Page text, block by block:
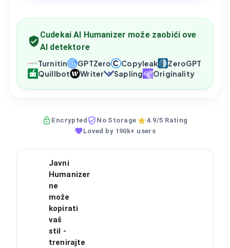
Cudekai AI Humanizer može zaobići ove
AI detektore
Turnitin GPTZero Copyleak
ZeroGPT
Quillbot
Writer Sapling Originality
Encrypted No Storage
4.9/5 Rating
Loved by 190k+ users
Javni
Humanizer
ne
može
kopirati
vaš
stil -
trenirajte